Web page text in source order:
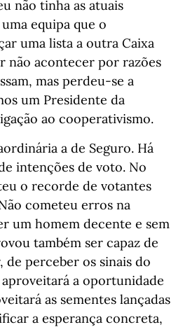
não tinha as atuais
equipa que o
uma lista a outra Caixa
não acontecer por razões
mas perdeu-se a
um Presidente da
ao cooperativismo.
a de Seguro. Há
intenções de voto. No
o recorde de votantes
cometeu erros na
um homem decente e sem
também ser capaz de
perceber os sinais do
a oportunidade
as sementes lançadas
a esperança concreta,